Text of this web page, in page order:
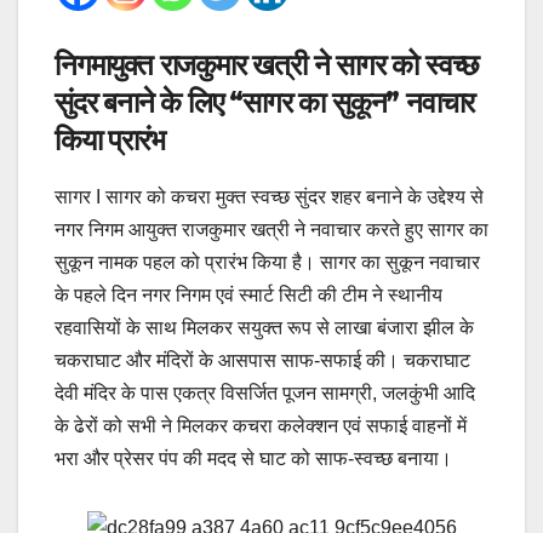
निगमायुक्त राजकुमार खत्री ने सागर को स्वच्छ
सुंदर बनाने के लिए “सागर का सुकून” नवाचार
किया प्रारंभ
सागर I सागर को कचरा मुक्त स्वच्छ सुंदर शहर बनाने के उद्देश्य से
नगर निगम आयुक्त राजकुमार खत्री ने नवाचार करते हुए सागर का
सुकून नामक पहल को प्रारंभ किया है। सागर का सुकून नवाचार
के पहले दिन नगर निगम एवं स्मार्ट सिटी की टीम ने स्थानीय
रहवासियों के साथ मिलकर सयुक्त रूप से लाखा बंजारा झील के
चकराघाट और मंदिरों के आसपास साफ-सफाई की। चकराघाट
देवी मंदिर के पास एकत्र विसर्जित पूजन सामग्री, जलकुंभी आदि
के ढेरों को सभी ने मिलकर कचरा कलेक्शन एवं सफाई वाहनों में
भरा और प्रेसर पंप की मदद से घाट को साफ-स्वच्छ बनाया।